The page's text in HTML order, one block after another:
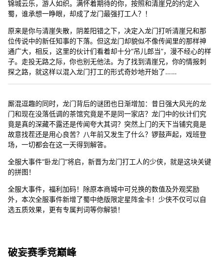
锦城云乐，游人如织。满怀着期待的你，按照和清崖兄的约定入
蜀，谁承想一睁眼，却成了龙门最强打工人？！
原来是你与清崖失散，阴差阳错之下，决定入龙门打听清崖兄和那
位传说中的新任知事的下落。但这龙门却貌似不像传闻里的那样神
通广大，相反，这里的伙计们看着却十分“吊儿郎当”，漫不经心的样
子。走投无路之际，你也别无他法。为了找到清崖兄，你的情报刺
探之路，就这样以混入龙门打工的形式奇妙地开始了……
厮混逗趣的同时，龙门背后的谜团也日渐增加：昔日强大风光的龙
门和现在没落低调的茶馆究竟是不是同一家店？龙门中的伙计们究
竟是真的深藏不露还是传闻夸大其词？突然上门的天下当铺究竟是
故意找茬还是用心良苦？八年前又发生了什么？锣鼓声起，戏班登
场，一切都会在这一天得到解答。
全服大事件“卧龙门”将启，新晋为龙门打工人的少侠，就是这块关键
的拼图！
全服大事件，福利加码！除原本商城中可兑换的数值及外观奖励
外，本次全服事件新增了蜀中绝版限定星阵金卡！少侠不仅可以自
选五质效果，更有专属判词等你解锁！
破妄赛季竞巅峰